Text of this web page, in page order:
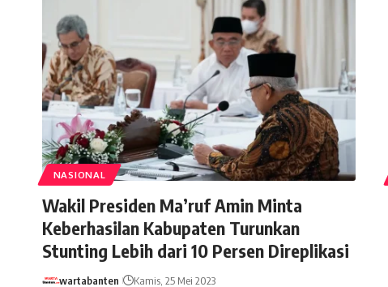
NASIONAL
Wakil Presiden Ma’ruf Amin Minta
Keberhasilan Kabupaten Turunkan
Stunting Lebih dari 10 Persen Direplikasi
wartabanten Kamis, 25 Mei 2023